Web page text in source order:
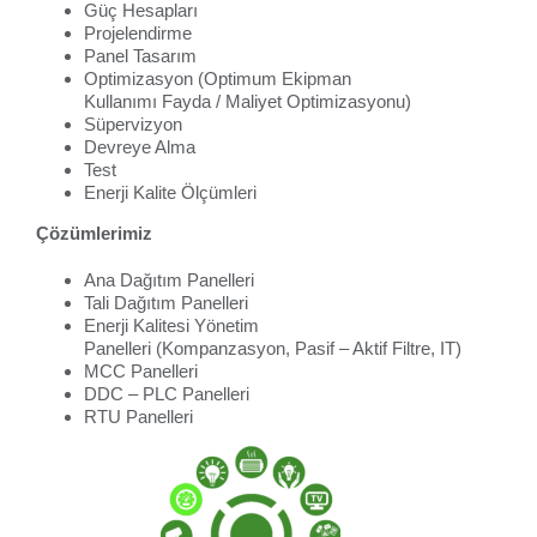
Güç Hesapları
Projelendirme
Panel Tasarım
Optimizasyon (Optimum Ekipman
Kullanımı Fayda / Maliyet Optimizasyonu)
Süpervizyon
Devreye Alma
Test
Enerji Kalite Ölçümleri
Çözümlerimiz
Ana Dağıtım Panelleri
Tali Dağıtım Panelleri
Enerji Kalitesi Yönetim
Panelleri (Kompanzasyon, Pasif – Aktif Filtre, IT)
MCC Panelleri
DDC – PLC Panelleri
RTU Panelleri